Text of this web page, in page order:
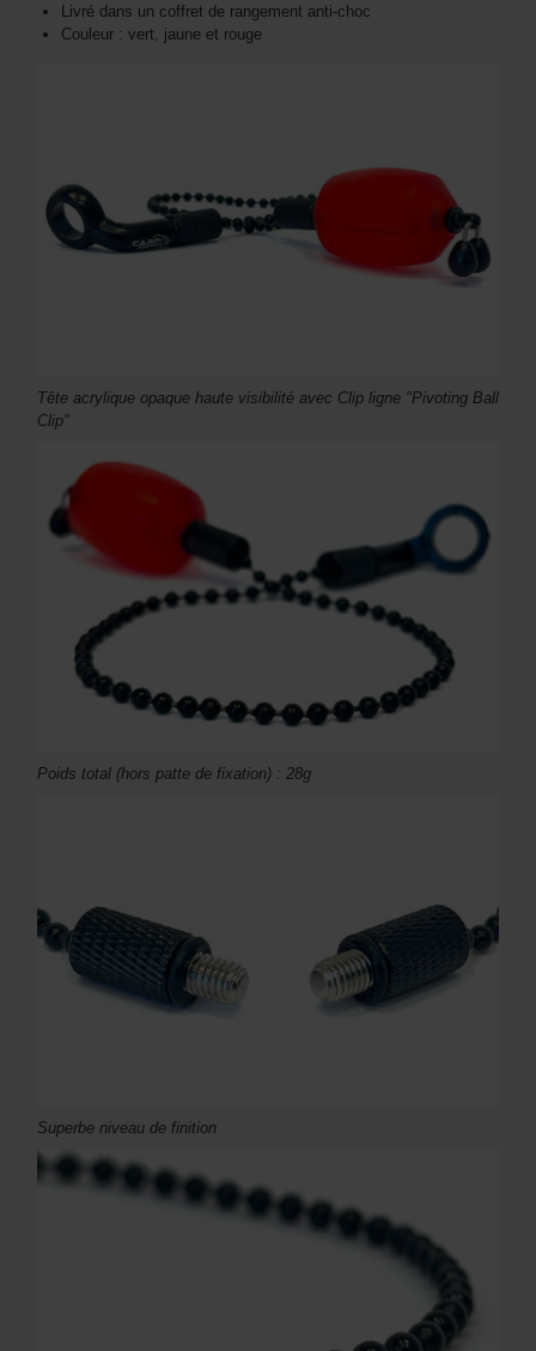
Livré dans un coffret de rangement anti-choc
Couleur : vert, jaune et rouge
Tête acrylique opaque haute visibilité avec Clip ligne "Pivoting Ball
Clip"
Poids total (hors patte de fixation) : 28g
Superbe niveau de finition